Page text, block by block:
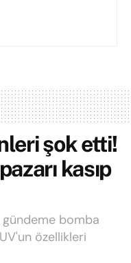
şok etti!
kasıp
bomba
özellikleri